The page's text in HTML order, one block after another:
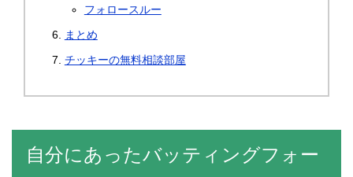
フォロースルー
まとめ
チッキーの無料相談部屋
自分にあったバッティングフォー